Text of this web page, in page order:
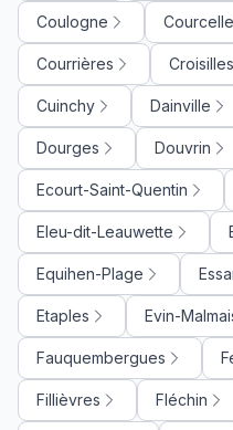
Coulogne
Courrières Croisilles
Cuinchy Dainville
Dourges Douvrin
Ecourt-Saint-Quentin
Eleu-dit-Leauwette
Equihen-Plage
Etaples Evin-
Fauquembergues
Fillièvres Fléchin